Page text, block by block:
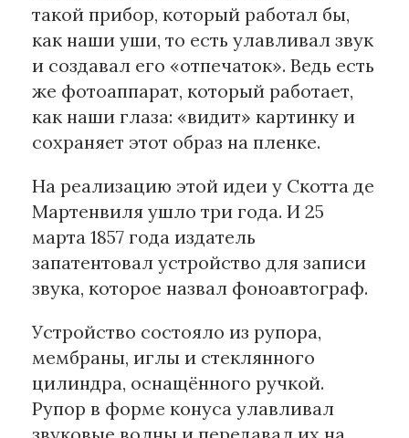
такой прибор, который работал бы,
как наши уши, то есть улавливал звук
и создавал его «отпечаток». Ведь есть
же фотоаппарат, который работает,
как наши глаза: «видит» картинку и
сохраняет этот образ на пленке.
На реализацию этой идеи у Скотта де
Мартенвиля ушло три года. И 25
марта 1857 года издатель
запатентовал устройство для записи
звука, которое назвал фоноавтограф.
Устройство состояло из рупора,
мембраны, иглы и стеклянного
цилиндра, оснащённого ручкой.
Рупор в форме конуса улавливал